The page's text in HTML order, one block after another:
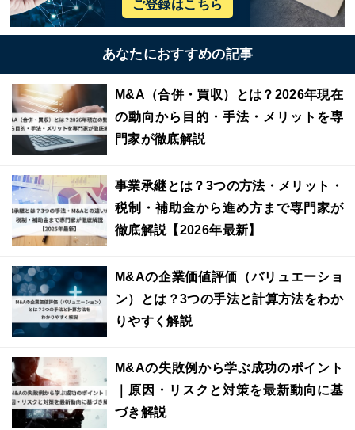
ご登録はこちら
あなたにおすすめの記事
M&A（合併・買収）とは？2026年現在
の動向から目的・手法・メリットを専
門家が徹底解説
事業承継とは？3つの方法・メリット・
税制・補助金から進め方まで専門家が
徹底解説【2026年最新】
M&Aの企業価値評価（バリュエーショ
ン）とは？3つの手法と計算方法をわか
りやすく解説
M&Aの失敗例から学ぶ成功のポイント
｜原因・リスクと対策を最新動向に基
づき解説